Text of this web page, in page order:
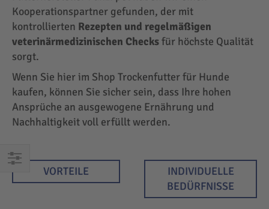
EINKAUFEN
Kooperationspartner gefunden, der mit
kontrollierten Rezepten und regelmäßigen
veterinärmedizinischen Checksfür höchste Qualität
sorgt.
Wenn Sie hier im Shop Trockenfutter für Hunde
kaufen, können Sie sicher sein, dass Ihre hohen
Ansprüche an ausgewogene Ernährung und
Nachhaltigkeit voll erfüllt werden.
VORTEILE
INDIVIDUELLE
BEDÜRFNISSE